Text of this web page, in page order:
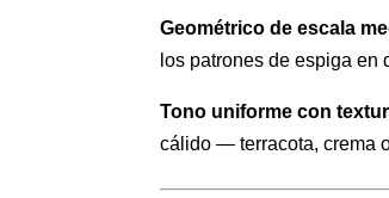
Geométrico de escala
los patrones de espiga
Tono uniforme con
cálido — terracota, crema